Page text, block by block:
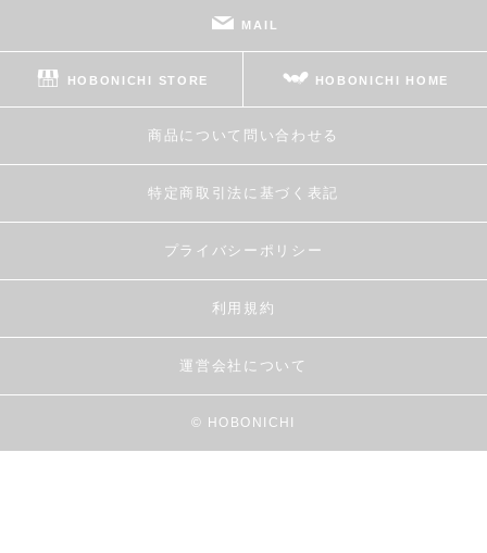
MAIL
HOBONICHI STORE HOBONICHI HOME
商品について問い合わせる
特定商取引法に基づく表記
プライバシーポリシー
利用規約
運営会社について
© HOBONICHI